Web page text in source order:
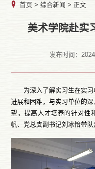
首页 > 综合新闻 > 正文
美术学院赴实
发布时间：
为深入了解实习生在实
进展和困难，与实习单位的
望，提高人才培养的针对性
帆、党总支副书记刘冰怡带队